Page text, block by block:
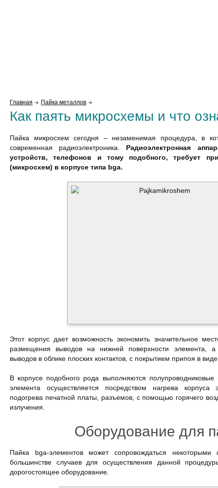
Главная Пайка металлов
Как паять микросхемы и что
Пайка микросхем сегодня – незаменимая процедура, в
современная радиоэлектроника. Радиоэлектронная
устройств, телефонов и тому подобного, требует
(микросхем) в корпусе типа bga.
Этот корпус дает возможность экономить значительное
размещения выводов на нижней поверхности элемента,
выводов в облике плоских контактов, с покрытием припоя в
В корпусе подобного рода выполняются
элемента осуществляется посредством нагрева
подогрева печатной платы, разъемов, с помощью горячего
излучения.
Оборудование для
Пайка bga-элементов может сопровождаться
большинстве случаев для осуществления данной
дорогостоящее оборудование.